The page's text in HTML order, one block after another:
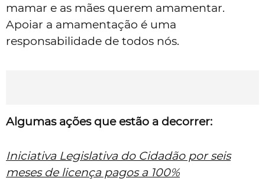
mamar e as mães querem amamentar.
Apoiar a amamentação é uma
responsabilidade de todos nós.
Algumas ações que estão a decorrer:
Iniciativa Legislativa do Cidadão por seis
meses de licença pagos a 100%